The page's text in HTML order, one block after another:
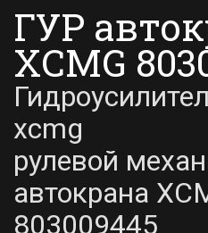
ГУР
XCMG
xcmg
рулевой
автокрана
803009445